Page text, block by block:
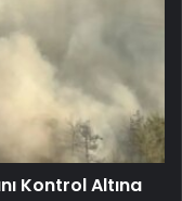
Kontrol Altına